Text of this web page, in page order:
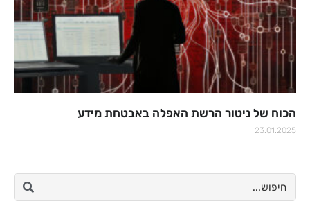
הכוח של ניטור הרשת האפלה באבטחת מידע
23.01.2025